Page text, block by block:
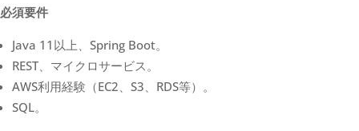
必須要件
Java 11以上、Spring Boot。
REST、マイクロサービス。
AWS利用経験（EC2、S3、RDS等）。
SQL。